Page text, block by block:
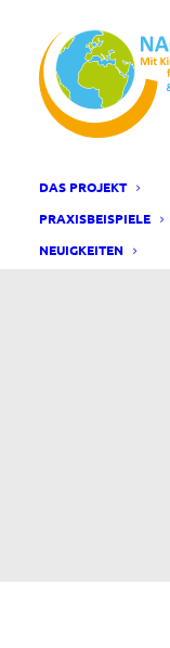
DAS PROJEKT
PRAXISBEISPIELE
NEUIGKEITEN